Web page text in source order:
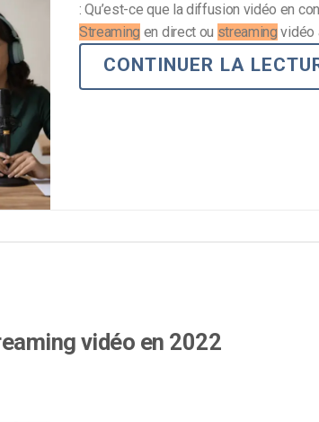
: Qu’est-ce que la diffusion vidéo en
Streaming en direct ou streaming vidéo
CONTINUER LA
vidéo en 2022